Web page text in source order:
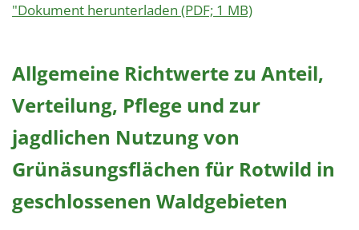
"Dokument herunterladen (PDF; 1 MB)
Allgemeine Richtwerte zu Anteil,
Verteilung, Pflege und zur
jagdlichen Nutzung von
Grünäsungsflächen für Rotwild in
geschlossenen Waldgebieten